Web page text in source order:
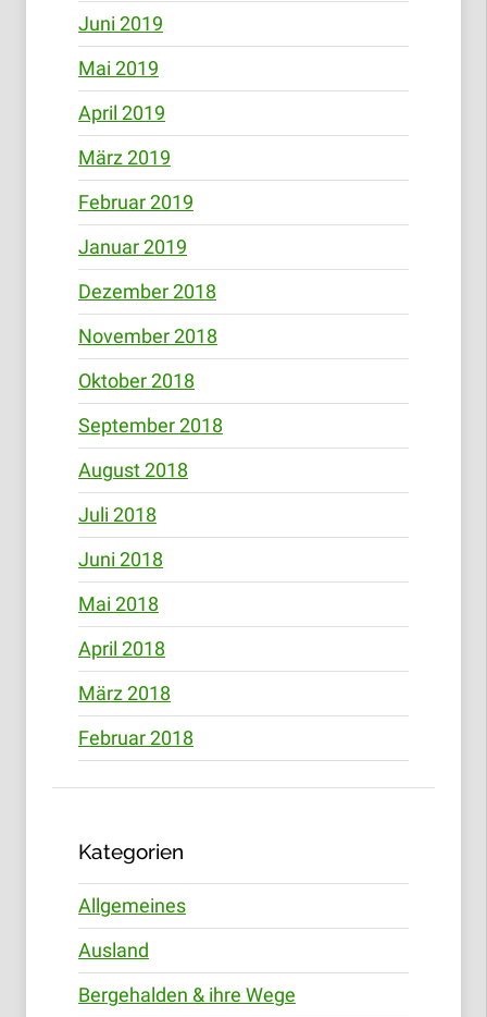
Juni 2019
Mai 2019
April 2019
März 2019
Februar 2019
Januar 2019
Dezember 2018
November 2018
Oktober 2018
September 2018
August 2018
Juli 2018
Juni 2018
Mai 2018
April 2018
März 2018
Februar 2018
Kategorien
Allgemeines
Ausland
Bergehalden & ihre Wege